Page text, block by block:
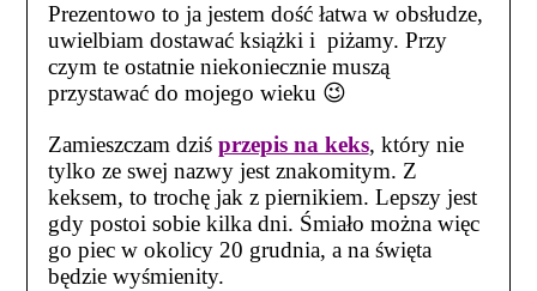
Prezentowo to ja jestem dość łatwa w obsłudze,
uwielbiam dostawać książki i piżamy. Przy
czym te ostatnie niekoniecznie muszą
przystawać do mojego wieku 😉
Zamieszczam dziś przepis na keks, który nie
tylko ze swej nazwy jest znakomitym. Z
keksem, to trochę jak z piernikiem. Lepszy jest
gdy postoi sobie kilka dni. Śmiało można więc
go piec w okolicy 20 grudnia, a na święta
będzie wyśmienity.